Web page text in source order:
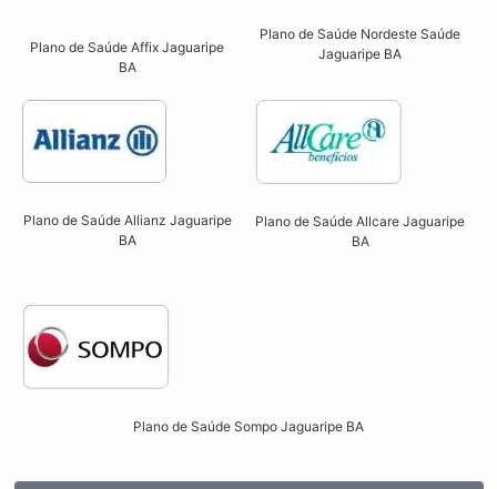
Plano de Saúde Affix Jaguaripe
BA​
Plano de Saúde Nordeste Saúde
Jaguaripe BA
Plano de Saúde Allianz Jaguaripe
BA​
Plano de Saúde Allcare Jaguaripe
BA​
Plano de Saúde Sompo Jaguaripe BA​